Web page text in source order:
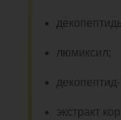
люмиксил;
экстракт